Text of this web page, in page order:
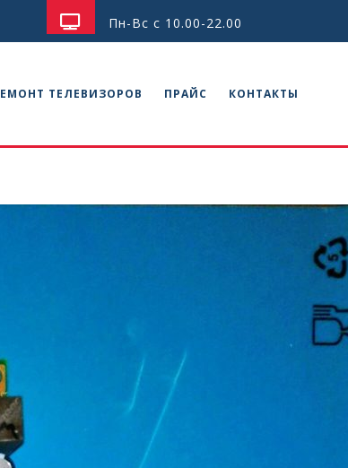
Пн-Вс с 10.00-22.00
ТЕЛЕВИЗОРОВ ПРАЙС КОНТАКТЫ